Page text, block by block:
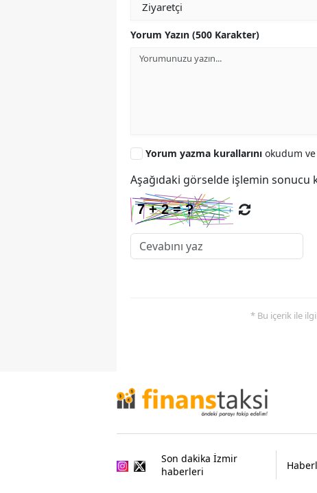
Yorum Yazın (500 Karakter)
Yorum yazma kurallarını okudum
Aşağıdaki görselde işlemin sonucu
* Bu içerik ile
Son dakika İzmir
haberleri